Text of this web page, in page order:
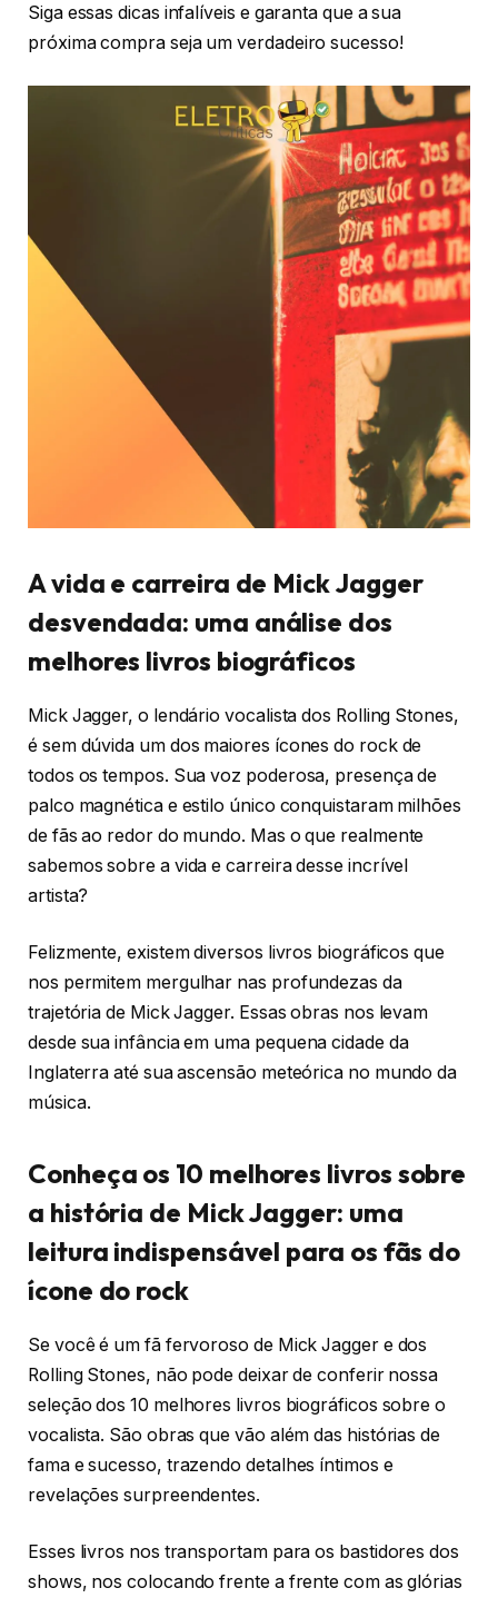
Siga essas dicas infalíveis e garanta que a sua
próxima compra seja um verdadeiro sucesso!
A vida e carreira de Mick Jagger
desvendada: uma análise dos
melhores livros biográficos
Mick Jagger, o lendário vocalista dos Rolling Stones,
é sem dúvida um dos maiores ícones do rock de
todos os tempos. Sua voz poderosa, presença de
palco magnética e estilo único conquistaram milhões
de fãs ao redor do mundo. Mas o que realmente
sabemos sobre a vida e carreira desse incrível
artista?
Felizmente, existem diversos livros biográficos que
nos permitem mergulhar nas profundezas da
trajetória de Mick Jagger. Essas obras nos levam
desde sua infância em uma pequena cidade da
Inglaterra até sua ascensão meteórica no mundo da
música.
Conheça os 10 melhores livros sobre
a história de Mick Jagger: uma
leitura indispensável para os fãs do
ícone do rock
Se você é um fã fervoroso de Mick Jagger e dos
Rolling Stones, não pode deixar de conferir nossa
seleção dos 10 melhores livros biográficos sobre o
vocalista. São obras que vão além das histórias de
fama e sucesso, trazendo detalhes íntimos e
revelações surpreendentes.
Esses livros nos transportam para os bastidores dos
shows, nos colocando frente a frente com as glórias